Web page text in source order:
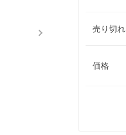
売り切れ
価格